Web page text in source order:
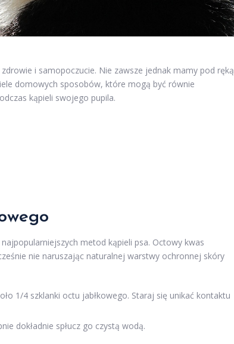
i samopoczucie. Nie zawsze jednak mamy pod ręką
domowych sposobów, które mogą być równie
kąpieli swojego pupila.
metod kąpieli psa. Octowy kwas
nie naruszając naturalnej warstwy ochronnej skóry
1/4 szklanki octu jabłkowego. Staraj się unikać kontaktu
dokładnie spłucz go czystą wodą.